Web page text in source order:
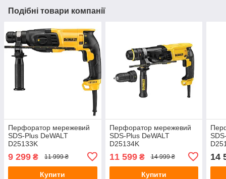
Подібні товари компанії
Перфоратор мережевий
SDS-Plus DeWALT
D25133K
9 299 ₴ 11 999 ₴
Купити
Перфоратор мережевий
SDS-Plus DeWALT
D25134K
11 599₴ 14 999 ₴
Купити
14